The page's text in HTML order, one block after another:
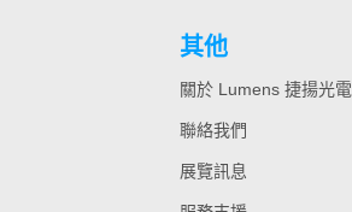
其他
關於 Lumens 捷揚光電
聯絡我們
展覽訊息